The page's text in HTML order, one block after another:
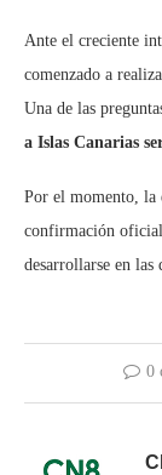
Ante el creciente
comenzado a
Una de las
a Islas Canarias
Por el momento, la
confirmación
desarrollarse en las
0